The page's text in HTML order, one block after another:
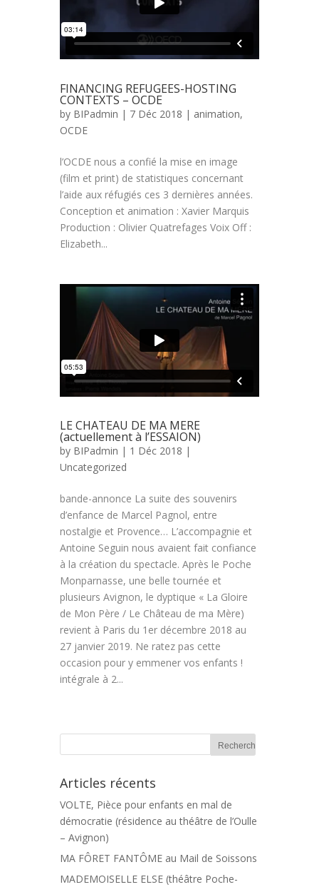
FINANCING REFUGEES-HOSTING
CONTEXTS – OCDE
by BIPadmin | 7 Déc 2018 | animation,
OCDE
l’OCDE nous a confié la mise en image
(film et print) de statistiques concernant
l’aide aux réfugiés ces 3 dernières années.
Conception et animation : Xavier Marquis
Production : Olivier Quatrefages Voix Off :
Elizabeth...
LE CHATEAU DE MA MERE
(actuellement à l’ESSAION)
by BIPadmin | 1 Déc 2018 |
Uncategorized
bande-annonce La suite des souvenirs
d’enfance de Marcel Pagnol, entre
nostalgie et Provence… L’accompagnie et
Antoine Seguin nous avaient fait confiance
à la création du spectacle. Après le Poche
Monparnasse, une belle tournée et
plusieurs Avignon, le dyptique « La Gloire
de Mon Père / Le Château de ma Mère)
revient à Paris du 1er décembre 2018 au
27 janvier 2019. Ne ratez pas cette
occasion pour y emmener vos enfants !
intégrale à 2...
Articles récents
VOLTE, Pièce pour enfants en mal de
démocratie (résidence au théâtre de l’Oulle
– Avignon)
MA FÔRET FANTÔME au Mail de Soissons
MADEMOISELLE ELSE (théâtre Poche-